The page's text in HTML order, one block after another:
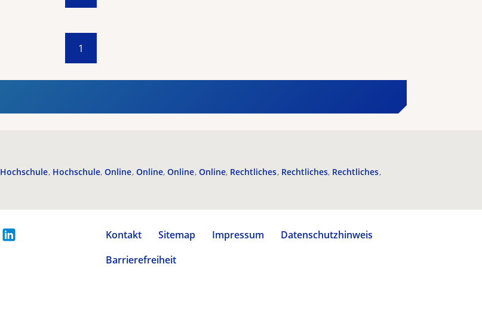
1
Hochschule Hochschule Online Online Online Online Rechtliches Rechtliches Rechtliches
Kontakt Sitemap Impressum
Datenschutzhinweis
Barrierefreiheit